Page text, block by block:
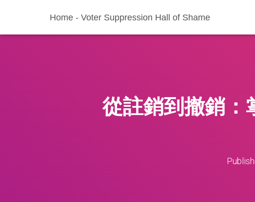
Home - Voter Suppression Hall of Shame
從註銷到撤銷：